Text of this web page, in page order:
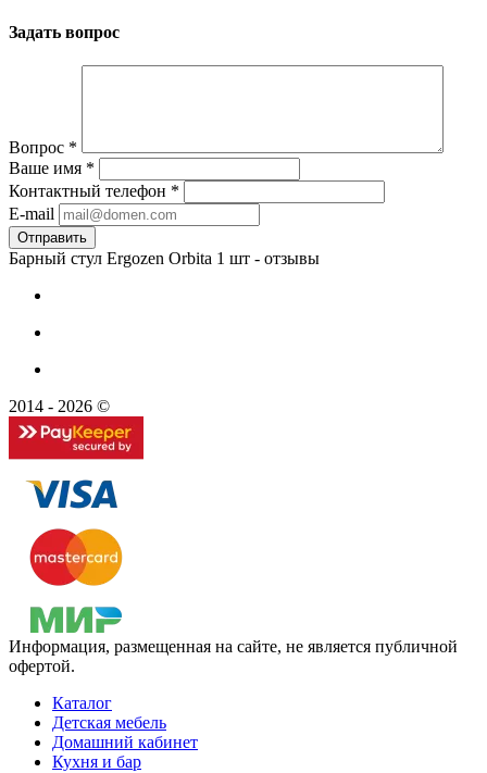
Задать вопрос
Вопрос *
Ваше имя *
Контактный телефон *
E-mail
Барный стул Ergozen Orbita 1 шт - отзывы
2014 - 2026 ©
Информация, размещенная на сайте, не является публичной
офертой.
Каталог
Детская мебель
Домашний кабинет
Кухня и бар